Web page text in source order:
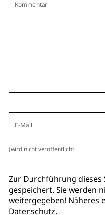
Kommentar
E-Mail
(wird nicht veröffentlicht)
Zur Durchführung dieses
gespeichert. Sie werden
weitergegeben! Näheres
Datenschutz.